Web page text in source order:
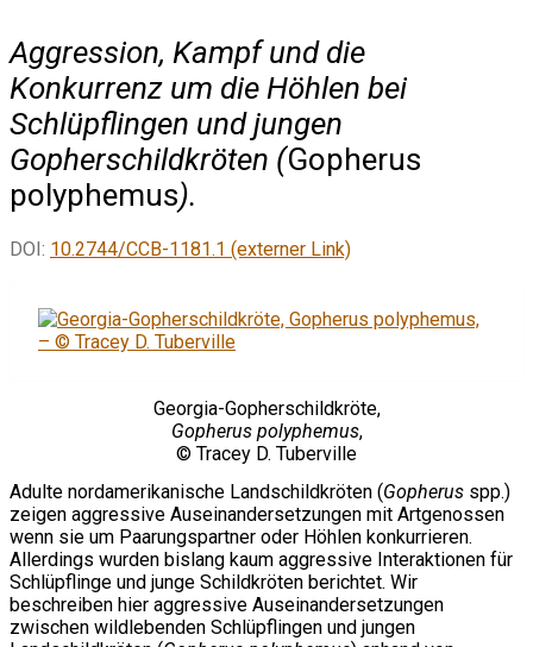
Aggression, Kampf und die
Konkurrenz um die Höhlen bei
Schlüpflingen und jungen
Gopherschildkröten (Gopherus
polyphemus).
DOI: 10.2744/CCB-1181.1 (externer Link)
Georgia-Gopherschildkröte,
Gopherus polyphemus,
© Tracey D. Tuberville
Adulte nordamerikanische Landschildkröten (Gopherus spp.)
zeigen aggressive Auseinandersetzungen mit Artgenossen
wenn sie um Paarungspartner oder Höhlen konkurrieren.
Allerdings wurden bislang kaum aggressive Interaktionen für
Schlüpflinge und junge Schildkröten berichtet. Wir
beschreiben hier aggressive Auseinandersetzungen
zwischen wildlebenden Schlüpflingen und jungen